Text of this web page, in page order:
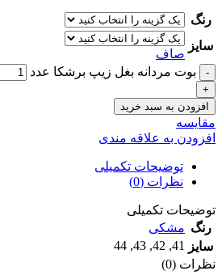
رنگ
سایز
صاف
بوت مردانه بغل زيپ برشکا عدد
افزودن به سبد خرید
مقايسه
افزودن به علاقه مندی
توضیحات تکمیلی
نظرات (0)
توضیحات تکمیلی
رنگ مشکی
سایز
41
,
42
,
43
,
44
نظرات (0)